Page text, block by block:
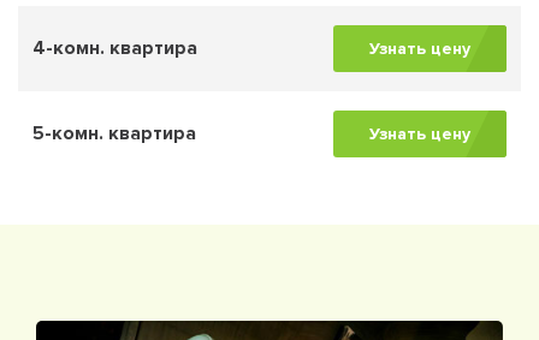
4-комн. квартира Узнать цену
5-комн. квартира Узнать цену